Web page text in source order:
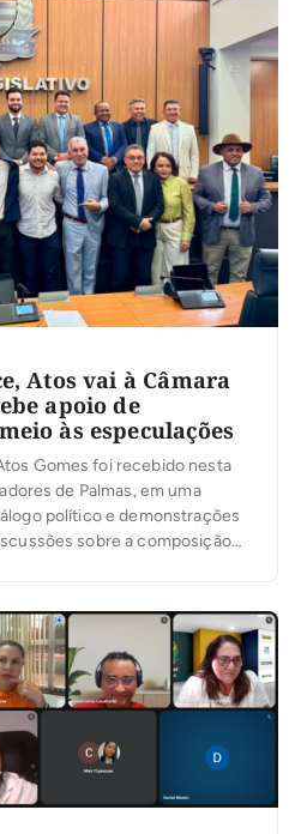
Atos vai à Câmara
apoio de
às especulações
Gomes foi recebido nesta
de Palmas, em uma
político e demonstrações
sobre a composição
manifestaram […]